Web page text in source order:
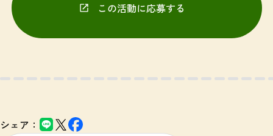
この活動に応募する
（別ウィンドウで開きます）
シェア：